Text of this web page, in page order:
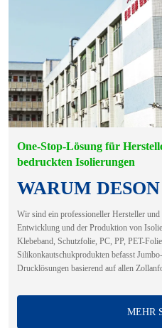
One-Stop-Lösung für
bedruckten Isolierungen
WARUM
Wir sind ein professioneller Hersteller
Entwicklung und der Produktion von
Klebeband, Schutzfolie, PC, PP, PET-
Silikonkautschukprodukten befasst
Drucklösungen basierend auf allen
MEHR